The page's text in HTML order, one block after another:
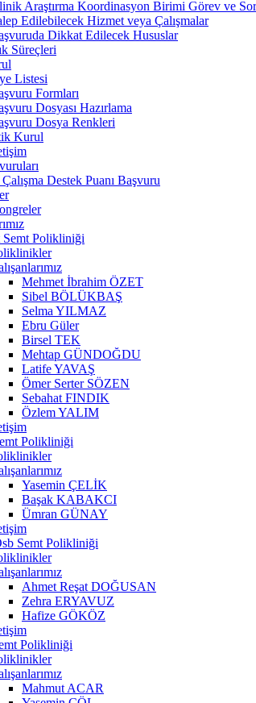
Araştırma Koordinasyon Birimi Görev ve
Edilebilecek Hizmet veya Çalışmalar
Dikkat Edilecek Hususlar
Süreçleri
Listesi
Formları
Dosyası Hazırlama
Dosya Renkleri
Kurul
Destek Puanı Başvuru
Semt Polikliniği
Mehmet İbrahim ÖZET
Sibel BÖLÜKBAŞ
Selma YILMAZ
Ebru Güler
Birsel TEK
Mehtap GÜNDOĞDU
Latife YAVAŞ
Ömer Serter SÖZEN
Sebahat FINDIK
Özlem YALIM
Polikliniği
Yasemin ÇELİK
Başak KABAKCI
Ümran GÜNAY
Semt Polikliniği
Ahmet Reşat DOĞUSAN
Zehra ERYAVUZ
Hafize GÖKÖZ
Polikliniği
Mahmut ACAR